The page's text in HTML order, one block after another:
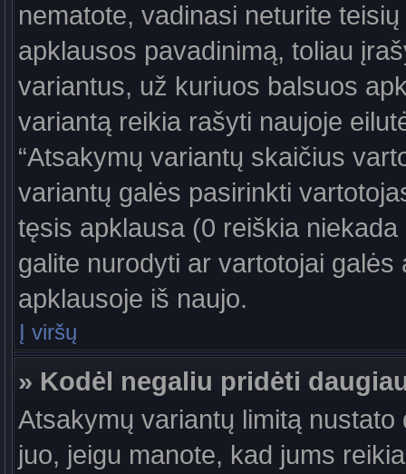
nematote, vadinasi neturite
apklausos pavadinimą, toliau
variantus, už kuriuos balsuos
variantą reikia rašyti naujoje
“Atsakymų variantų skaičius
variantų galės pasirinkti
tęsis apklausa (0 reiškia
galite nurodyti ar vartotojai
apklausoje iš naujo.
Į viršų
» Kodėl negaliu pridėti
Atsakymų variantų limitą
juo, jeigu manote, kad jums